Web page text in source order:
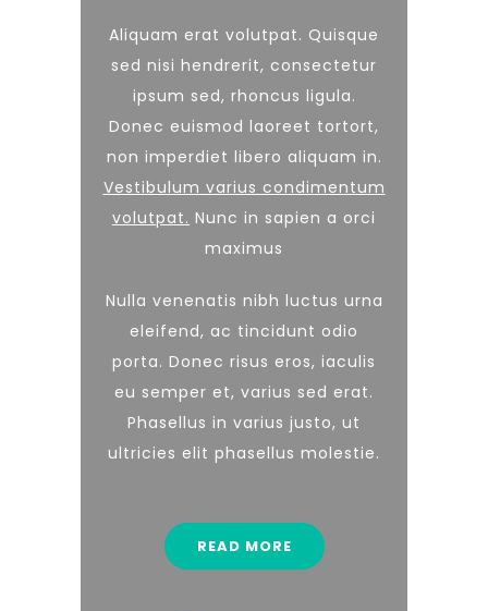
Aliquam erat volutpat. Quisque
sed nisi hendrerit, consectetur
ipsum sed, rhoncus ligula.
Donec euismod laoreet tortort,
non imperdiet libero aliquam in.
Vestibulum varius condimentum
volutpat. Nunc in sapien a orci
maximus
Nulla venenatis nibh luctus urna
eleifend, ac tincidunt odio
porta. Donec risus eros, iaculis
eu semper et, varius sed erat.
Phasellus in varius justo, ut
ultricies elit phasellus molestie.
READ MORE